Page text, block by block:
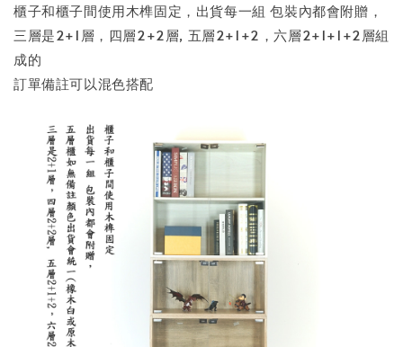
櫃子和櫃子間使用木榫固定，出貨每一組 包裝內都會附贈，
三層是2+1層，四層2+2層, 五層2+1+2，六層2+1+1+2層組
成的
訂單備註可以混色搭配